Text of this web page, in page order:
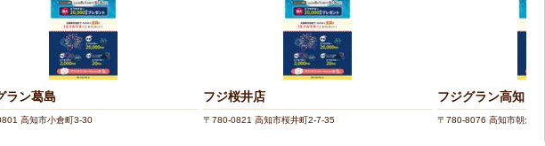
ラン葛島
高知市小倉町3-30
フジ桜井店
〒780-0821 高知市桜井町2-7-35
フジグラン高知
〒780-8076 高知市朝倉東